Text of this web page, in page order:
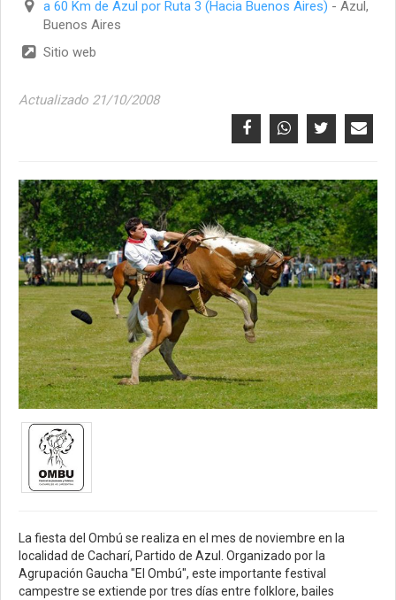
a 60 Km de Azul por Ruta 3 (Hacia Buenos Aires) - Azul,
Buenos Aires
Sitio web
Actualizado 21/10/2008
La fiesta del Ombú se realiza en el mes de noviembre en la
localidad de Cacharí, Partido de Azul. Organizado por la
Agrupación Gaucha "El Ombú", este importante festival
campestre se extiende por tres días entre folklore, bailes